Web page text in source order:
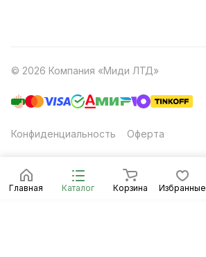
Главная Каталог Корзина Избранные
© 2026 Компания «Миди ЛТД»
Конфиденциальность Оферта